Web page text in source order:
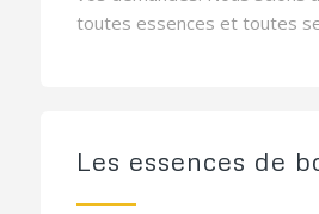
toutes essences et toutes
Les essences de